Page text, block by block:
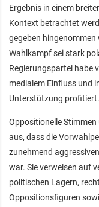
Ergebnis in einem
Kontext betrachtet
gegeben hingenommen
Wahlkampf sei stark
Regierungspartei habe
medialem Einfluss und
Unterstützung profitiert.
Oppositionelle
aus, dass die
zunehmend
war. Sie verweisen auf
politischen Lagern,
Oppositionsfiguren